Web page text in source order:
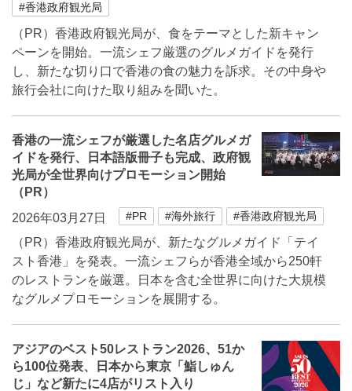
#香港政府観光局
（PR）香港政府観光局が、食をテーマとした新キャン
ペーンを開始。一流シェフ厳選のグルメガイドを発行
し、新たな切り口で香港の食の魅力を訴求。その中身や
旅行会社に向けた取り組みを聞いた。
香港の一流シェフが厳選した名店グルメガ
イドを発行、日本語版冊子も完成、政府観
光局が全世界向けプロモーション開始
（PR）
2026年03月27日
#PR #海外旅行 #香港政府観光局
（PR）香港政府観光局が、新たなグルメガイド「テイ
スト香港」を発表。一流シェフらが香港全域から250軒
のレストランを厳選。日本を含む全世界に向けた大規模
なグルメプロモーションを展開する。
アジアのベスト50レストラン2026、51か
ら100位発表、日本から東京「鮨しゅん
じ」など新たに4店がリスト入り